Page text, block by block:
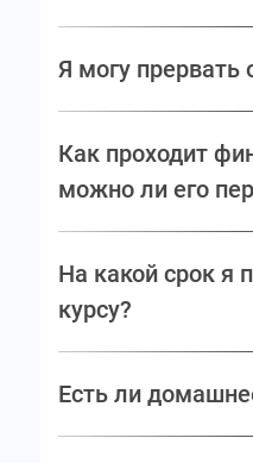
Я могу прервать
Как проходит
можно ли его
На какой срок я
курсу?
Есть ли